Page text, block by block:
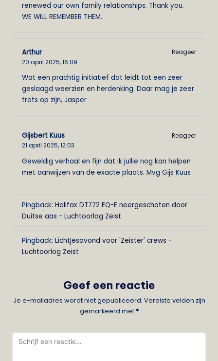
renewed our own family relationships. Thank you.
WE WILL REMEMBER THEM.
Arthur
Reageer
20 april 2025,16:09
Wat een prachtig initiatief dat leidt tot een zeer
geslaagd weerzien en herdenking. Daar mag je zeer
trots op zijn, Jasper
Gijsbert Kuus
Reageer
21 april 2025,12:03
Geweldig verhaal en fijn dat ik jullie nog kan helpen
met aanwijzen van de exacte plaats. Mvg Gijs Kuus
Pingback: Halifax DT772 EQ-E neergeschoten door
Duitse aas - Luchtoorlog Zeist
Pingback: Lichtjesavond voor 'Zeister' crews -
Luchtoorlog Zeist
Geef een reactie
Je e-mailadres wordt niet gepubliceerd. Vereiste velden zijn
gemarkeerd met*